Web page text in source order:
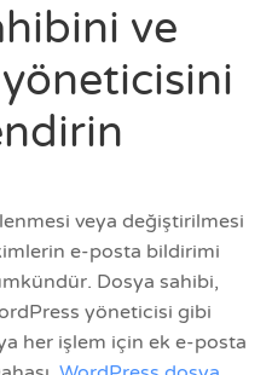
ve
veya değiştirilmesi
e-posta bildirimi
Dosya sahibi,
yöneticisi gibi
her işlem için ek e-posta